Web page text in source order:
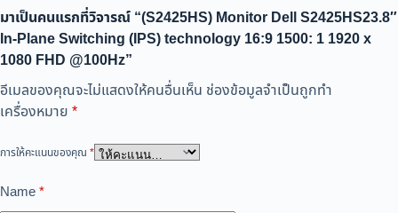
มาเป็นคนแรกที่วิจารณ์ “(S2425HS) Monitor Dell S2425HS23.8″
In-Plane Switching (IPS) technology 16:9 1500: 1 1920 x
1080 FHD @100Hz”
อีเมลของคุณจะไม่แสดงให้คนอื่นเห็น ช่องข้อมูลจำเป็นถูกทำ
เครื่องหมาย *
การให้คะแนนของคุณ *
Name*